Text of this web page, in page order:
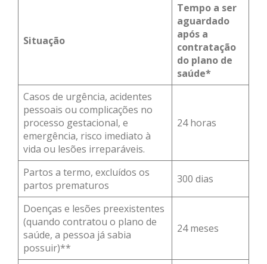
Situação
Tempo a ser
aguardado
após a
contratação
do plano de
saúde*
Casos de urgência, acidentes
pessoais ou complicações no
processo gestacional, e
emergência, risco imediato à
vida ou lesões irreparáveis.
24 horas
Partos a termo, excluídos os
partos prematuros
300 dias
Doenças e lesões preexistentes
(quando contratou o plano de
saúde, a pessoa já sabia
possuir)**
24 meses